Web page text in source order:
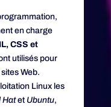
en charge
CSS et
utilisés pour
Web.
Linux les
Hatet Ubuntu,